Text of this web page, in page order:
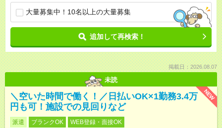
大量募集中！10名以上の大量募集
追加して再検索！
掲載日：2026.08.07
未読
NEW
＼空いた時間で働く！／日払いOK×1勤務3.4万
円も可！施設での見回りなど
派遣 ブランクOK WEB登録・面接OK